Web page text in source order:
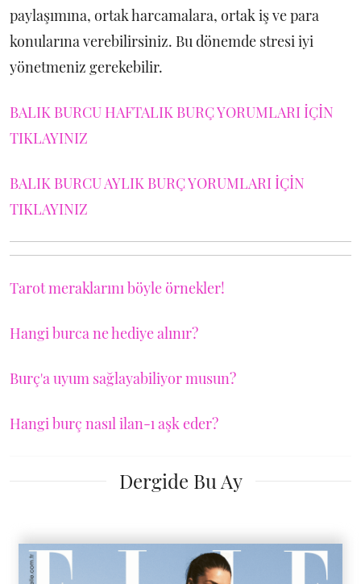
paylaşımına, ortak harcamalara, ortak iş ve para
konularına verebilirsiniz. Bu dönemde stresi iyi
yönetmeniz gerekebilir.
BALIK BURCU HAFTALIK BURÇ YORUMLARI İÇİN
TIKLAYINIZ
BALIK BURCU AYLIK BURÇ YORUMLARI İÇİN
TIKLAYINIZ
Tarot meraklarını böyle örnekler!
Hangi burca ne hediye alınır?
Burç'a uyum sağlayabiliyor musun?
Hangi burç nasıl ilan-ı aşk eder?
Dergide Bu Ay